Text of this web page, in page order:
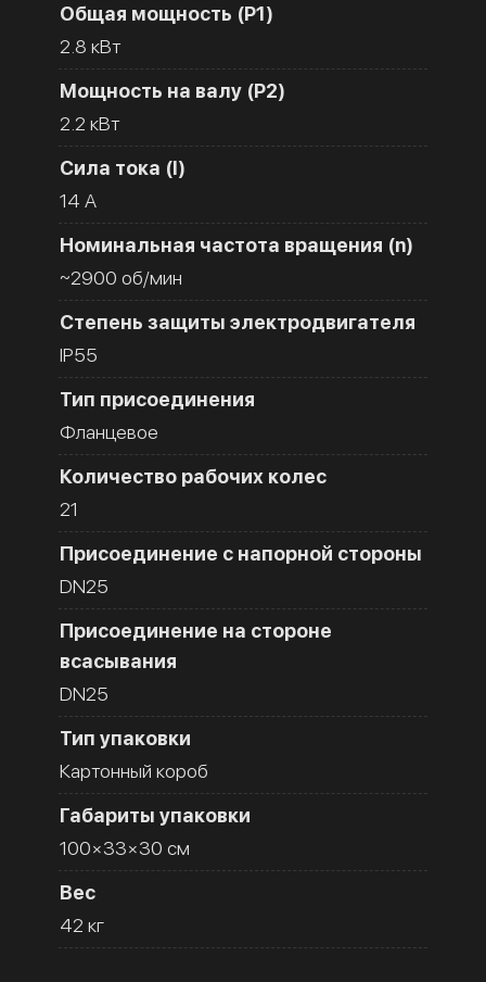
Общая мощность (Р1)
2.8 кВт
Мощность на валу (Р2)
2.2 кВт
Сила тока (I)
14 A
Номинальная частота вращения (n)
~2900 об/мин
Степень защиты электродвигателя
IP55
Тип присоединения
Фланцевое
Количество рабочих колес
21
Присоединение с напорной стороны
DN25
Присоединение на стороне
всасывания
DN25
Тип упаковки
Картонный короб
Габариты упаковки
100×33×30 см
Вес
42 кг